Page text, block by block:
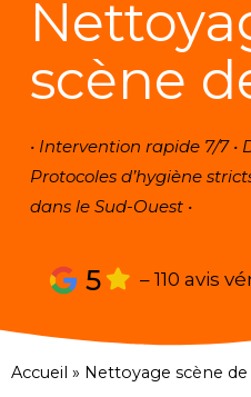
scène
• Intervention rapide 7/7 •
Protocoles d’hygiène
dans le Sud-Ouest •
5 – 110 avis
Accueil » Nettoyage scène